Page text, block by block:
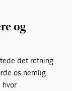
og
det retning
os nemlig
hvor